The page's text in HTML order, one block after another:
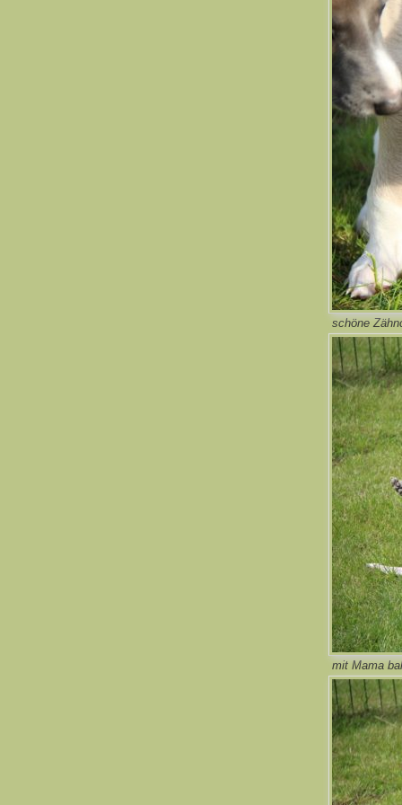
schöne
mit Mama